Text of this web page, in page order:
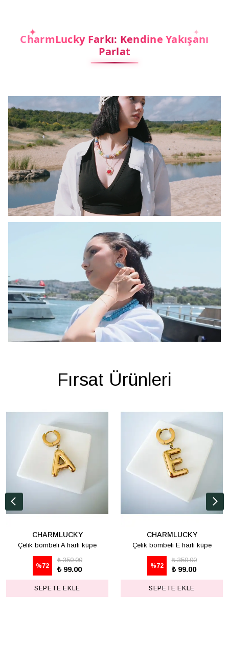
CharmLucky Farkı: Kendine Yakışanı
Parlat
Fırsat Ürünleri
CHARMLUCKY
Çelik bombeli A harfi küpe
%72
₺ 350.00
₺ 99.00
SEPETE EKLE
CHARMLUCKY
Çelik bombeli E harfi küpe
%72
₺ 350.00
₺ 99.00
SEPETE EKLE